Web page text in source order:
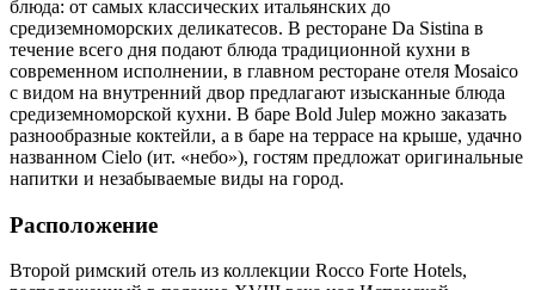
блюда: от самых классических итальянских до
средиземноморских деликатесов. В ресторане Da Sistina в
течение всего дня подают блюда традиционной кухни в
современном исполнении, в главном ресторане отеля Mosaico
с видом на внутренний двор предлагают изысканные блюда
средиземноморской кухни. В баре Bold Julep можно заказать
разнообразные коктейли, а в баре на террасе на крыше, удачно
названном Cielo (ит. «небо»), гостям предложат оригинальные
напитки и незабываемые виды на город.
Расположение
Второй римский отель из коллекции Rocco Forte Hotels,